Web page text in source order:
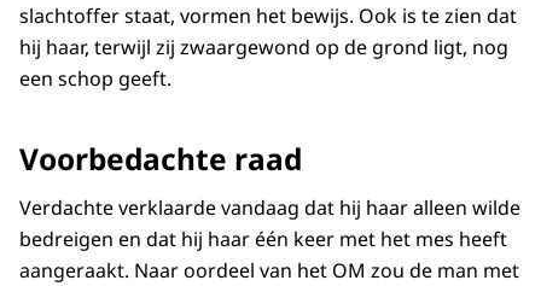
slachtoffer staat, vormen het bewijs. Ook is te zien dat
hij haar, terwijl zij zwaargewond op de grond ligt, nog
een schop geeft.
Voorbedachte raad
Verdachte verklaarde vandaag dat hij haar alleen wilde
bedreigen en dat hij haar één keer met het mes heeft
aangeraakt. Naar oordeel van het OM zou de man met